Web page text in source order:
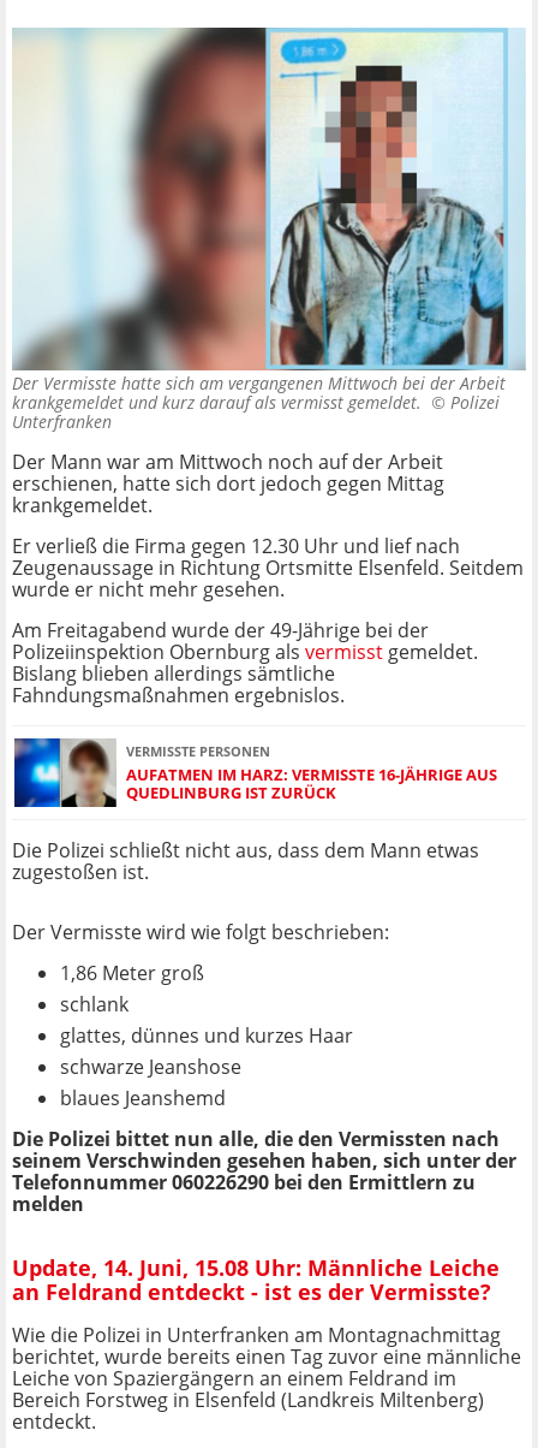
Der Vermisste hatte sich am vergangenen Mittwoch bei der Arbeit
krankgemeldet und kurz darauf als vermisst gemeldet. © Polizei
Unterfranken
Der Mann war am Mittwoch noch auf der Arbeit
erschienen, hatte sich dort jedoch gegen Mittag
krankgemeldet.
Er verließ die Firma gegen 12.30 Uhr und lief nach
Zeugenaussage in Richtung Ortsmitte Elsenfeld. Seitdem
wurde er nicht mehr gesehen.
Am Freitagabend wurde der 49-Jährige bei der
Polizeiinspektion Obernburg als vermisst gemeldet.
Bislang blieben allerdings sämtliche
Fahndungsmaßnahmen ergebnislos.
VERMISSTE PERSONEN
AUFATMEN IM HARZ: VERMISSTE 16-JÄHRIGE AUS
QUEDLINBURG IST ZURÜCK
Die Polizei schließt nicht aus, dass dem Mann etwas
zugestoßen ist.
Der Vermisste wird wie folgt beschrieben:
1,86 Meter groß
schlank
glattes, dünnes und kurzes Haar
schwarze Jeanshose
blaues Jeanshemd
Die Polizei bittet nun alle, die den Vermissten nach
seinem Verschwinden gesehen haben, sich unter der
Telefonnummer 060226290 bei den Ermittlern zu
melden
Update, 14. Juni, 15.08 Uhr: Männliche Leiche
an Feldrand entdeckt - ist es der Vermisste?
Wie die Polizei in Unterfranken am Montagnachmittag
berichtet, wurde bereits einen Tag zuvor eine männliche
Leiche von Spaziergängern an einem Feldrand im
Bereich Forstweg in Elsenfeld (Landkreis Miltenberg)
entdeckt.